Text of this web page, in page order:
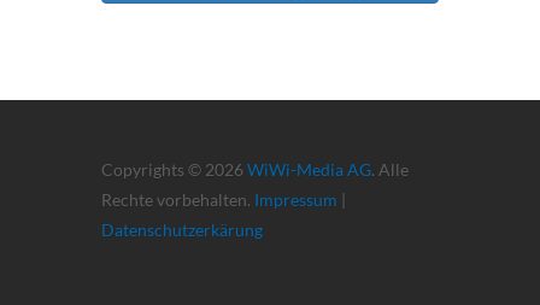
Copyrights © 2026 WiWi-Media AG. Alle
Rechte vorbehalten. Impressum |
Datenschutzerkärung